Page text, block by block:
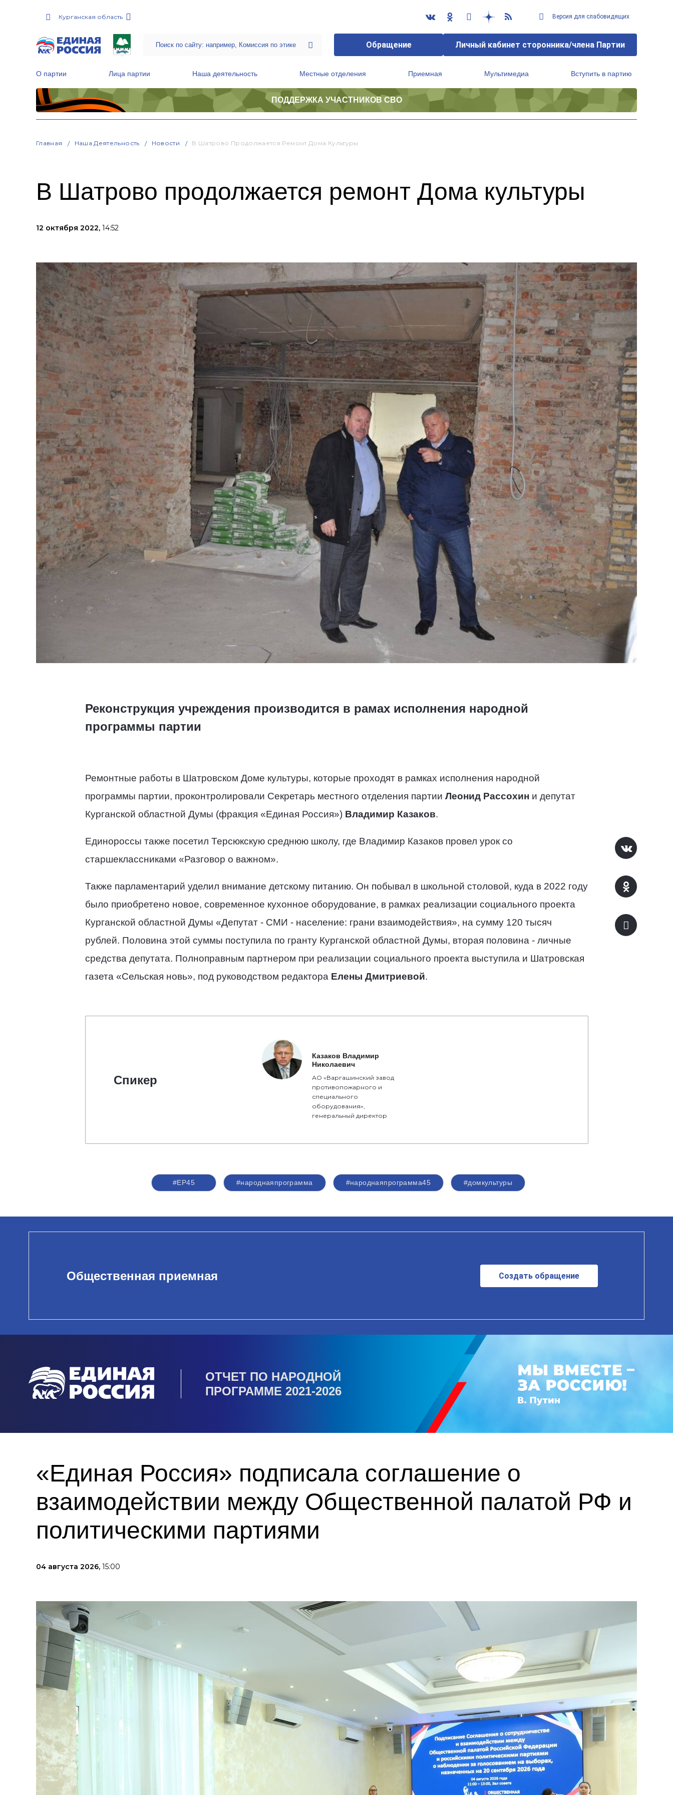
Курганская область Версия для слабовидящих
Обращение Личный кабинет сторонника/члена Партии
О партии Лица партии Наша деятельность Местные отделения Приемная Мультимедиа Вступить в партию
ПОДДЕРЖКА УЧАСТНИКОВ СВО
Главная Наша Деятельность Новости В Шатрово Продолжается Ремонт Дома Культуры
В Шатрово продолжается ремонт Дома культуры
12 октября 2022, 14:52
Реконструкция учреждения производится в рамах исполнения народной
программы партии
Ремонтные работы в Шатровском Доме культуры, которые проходят в рамках исполнения народной
программы партии, проконтролировали Секретарь местного отделения партии Леонид Рассохини депутат
Курганской областной Думы (фракция «Единая Россия») Владимир Казаков.
Единороссы также посетил Терсюкскую среднюю школу, где Владимир Казаков провел урок со
старшеклассниками «Разговор о важном».
Также парламентарий уделил внимание детскому питанию. Он побывал в школьной столовой, куда в 2022 году
было приобретено новое, современное кухонное оборудование, в рамках реализации социального проекта
Курганской областной Думы «Депутат - СМИ - население: грани взаимодействия», на сумму 120 тысяч
рублей. Половина этой суммы поступила по гранту Курганской областной Думы, вторая половина - личные
средства депутата. Полноправным партнером при реализации социального проекта выступила и Шатровская
газета «Сельская новь», под руководством редактора Елены Дмитриевой.
Спикер
Казаков Владимир
Николаевич
АО «Варгашинский завод
противопожарного и
специального
оборудования»,
генеральный директор
#ЕР45 #народнаяпрограмма #народнаяпрограмма45 #домкультуры
Общественная приемная Создать обращение
ОТЧЕТ ПО НАРОДНОЙ
ПРОГРАММЕ 2021-2026
«Единая Россия» подписала соглашение о
взаимодействии между Общественной палатой РФ и
политическими партиями
04 августа 2026, 15:00